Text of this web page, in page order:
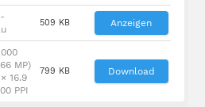
509 KB Anzeigen
MP)
16.9
PPI
799 KB Download